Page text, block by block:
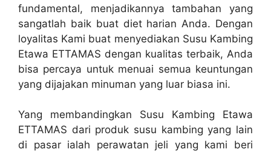
fundamental, menjadikannya tambahan yang
sangatlah baik buat diet harian Anda. Dengan
loyalitas Kami buat menyediakan Susu Kambing
Etawa ETTAMAS dengan kualitas terbaik, Anda
bisa percaya untuk menuai semua keuntungan
yang dijajakan minuman yang luar biasa ini.
Yang membandingkan Susu Kambing Etawa
ETTAMAS dari produk susu kambing yang lain
di pasar ialah perawatan jeli yang kami beri